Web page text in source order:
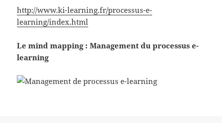
http://www.ki-learning.fr/processus-e-
learning/index.html
Le mind mapping : Management du processus e-
learning